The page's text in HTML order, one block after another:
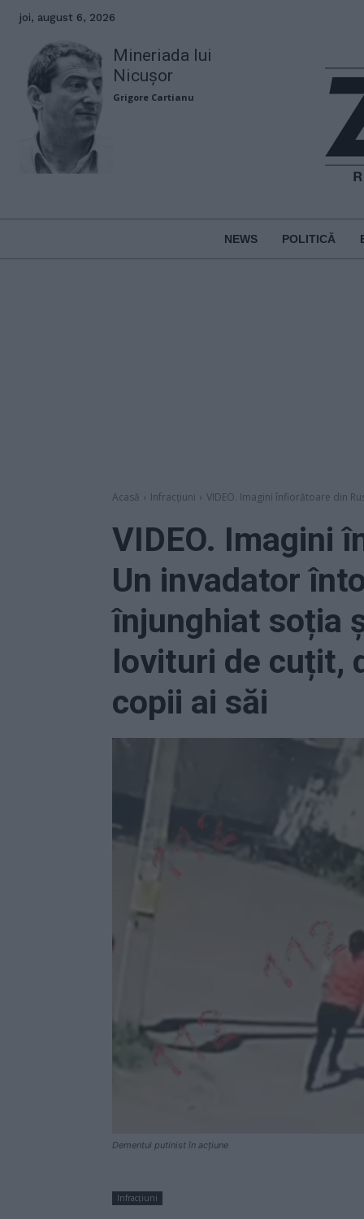
joi, august 6, 2026
Mineriada lui
Nicușor
Grigore Cartianu
NEWS POLITICĂ
Acasă Infracțiuni VIDEO. Imagini înfiorătoare din
VIDEO. Imagini
Un invadator
înjunghiat soția
lovituri de cuțit,
copii ai săi
Dementul putinist în acțiune
Infracțiuni